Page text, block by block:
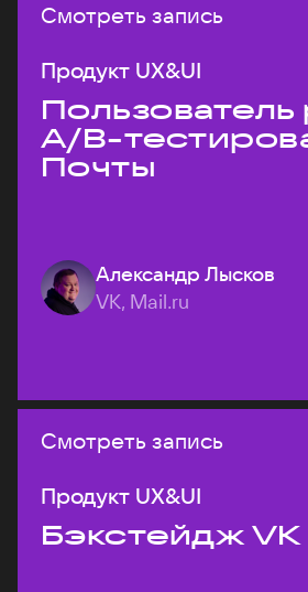
Смотреть запись
Продукт UX&UI
A/B-
Почты
Александр Лысков
VK, Mail.ru
Смотреть запись
Продукт UX&UI
Бэкстейдж VK